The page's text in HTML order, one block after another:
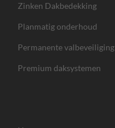
Zinken Dakbedekking
Planmatig onderhoud
Permanente valbeveiliging
Premium daksystemen